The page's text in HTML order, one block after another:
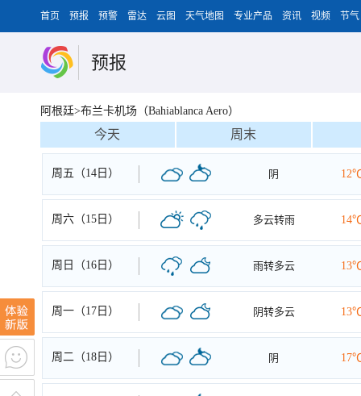
首页 预报 预警 雷达 云图 天气地图 专业产品 资讯 视频 节气
预报
阿根廷>布兰卡机场（Bahiablanca Aero）
今天 周末
周五（14日） 阴
周六（15日） 多云转雨
周日（16日） 雨转多云
周一（17日） 阴转多云
周二（18日） 阴